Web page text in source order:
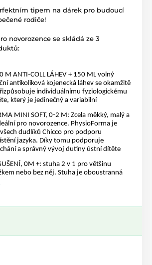
tipem na dárek pro budoucí
rodiče!
novorozence se skládá ze 3
0 M ANTI-COLL LÁHEV + 150 ML volný
antikoliková kojenecká láhev se okamžitě
individuálnímu fyziologickému
který je jedinečný a variabilní
MINI SOFT, 0-2 M: Zcela měkký, malý a
pro novorozence. PhysioForma je
dudlíků Chicco pro podporu
jazyka. Díky tomu podporuje
a správný vývoj dutiny ústní dítěte
0M +: stuha 2 v 1 pro většinu
nebo bez něj. Stuha je oboustranná